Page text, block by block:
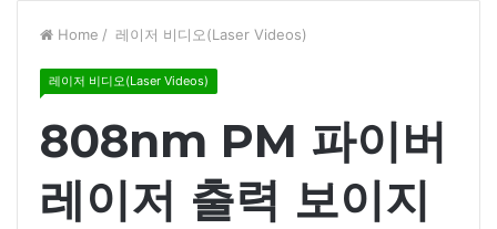
Home / 레이저 비디오(Laser Videos)
레이저 비디오(Laser Videos)
808nm PM 파이버
레이저 출력 보이지